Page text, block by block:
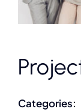
Categories: